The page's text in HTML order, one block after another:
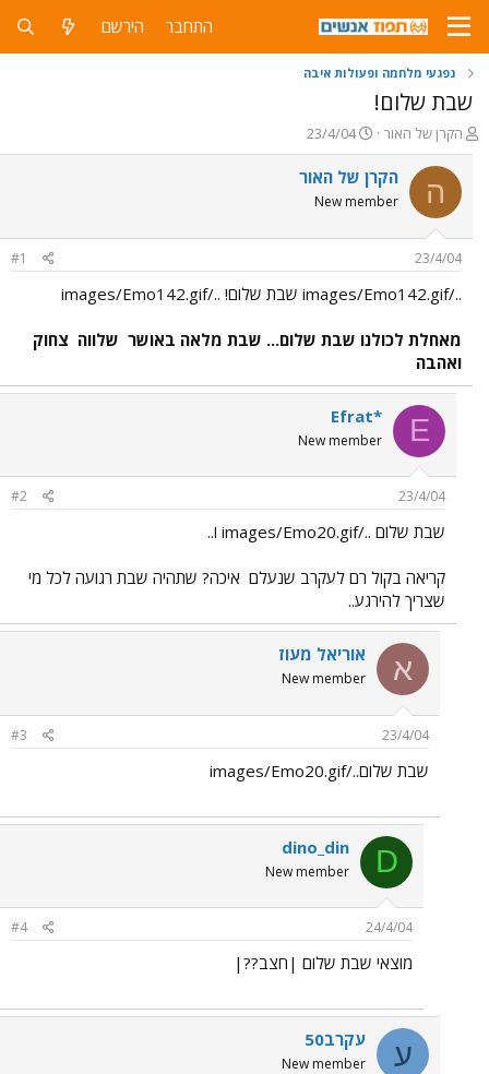
התחבר הירשם
נפגעי מלחמה ופעולות איבה
שבת שלום!
פ
ו
ת
ח
ה
ש
הקרן של האור
פ
ו
ר
ם
ר
23/4/04
ה הקרן של האור
New member
23/4/04
#1
../images/Emo142.gif שבת שלום! ../images/Emo142.gif
מאחלת לכולנו שבת שלום... שבת מלאה באושר שלווה צחוק
ואהבה
E
Efrat*
New member
23/4/04
#2
שבת שלום ../images/Emo20.gif ו..
קריאה בקול רם לעקרב שנעלם איכה? שתהיה שבת רגועה לכל מי
שצריך להירגע..
א אוריאל מעוז
New member
23/4/04
#3
שבת שלום../images/Emo20.gif
D
dino_din
New member
24/4/04
#4
מוצאי שבת שלום |חצב??|
ע עקרב50
New member